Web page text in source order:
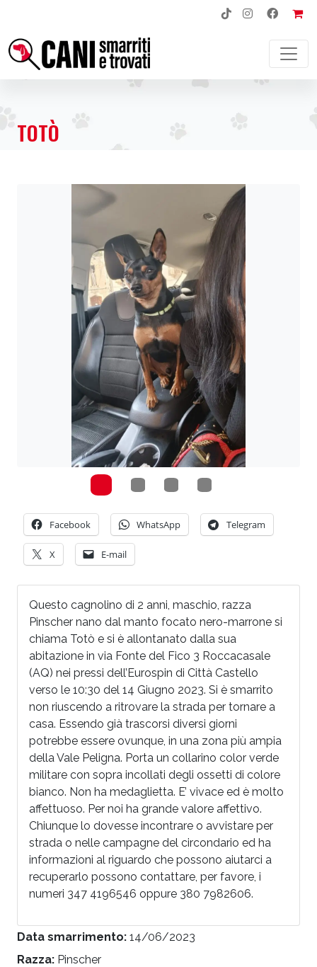
NAVIGAZIONE PRINCIPALE
TOTÒ
Facebook WhatsApp Telegram
X E-mail
Questo cagnolino di 2 anni, maschio, razza
Pinscher nano dal manto focato nero-marrone si
chiama Totò e si è allontanato dalla sua
abitazione in via Fonte del Fico 3 Roccacasale
(AQ) nei pressi dell’Eurospin di Città Castello
verso le 10:30 del 14 Giugno 2023. Si è smarrito
non riuscendo a ritrovare la strada per tornare a
casa. Essendo già trascorsi diversi giorni
potrebbe essere ovunque, in una zona più ampia
della Vale Peligna. Porta un collarino color verde
militare con sopra incollati degli ossetti di colore
bianco. Non ha medaglietta. E’ vivace ed è molto
affettuoso. Per noi ha grande valore affettivo.
Chiunque lo dovesse incontrare o avvistare per
strada o nelle campagne del circondario ed ha
informazioni al riguardo che possono aiutarci a
recuperarlo possono contattare, per favore, i
numeri 347 4196546 oppure 380 7982606.
Data smarrimento: 14/06/2023
Razza: Pinscher